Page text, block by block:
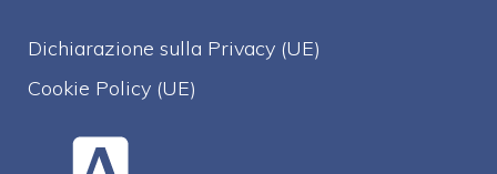
Dichiarazione sulla Privacy (UE)
Cookie Policy (UE)